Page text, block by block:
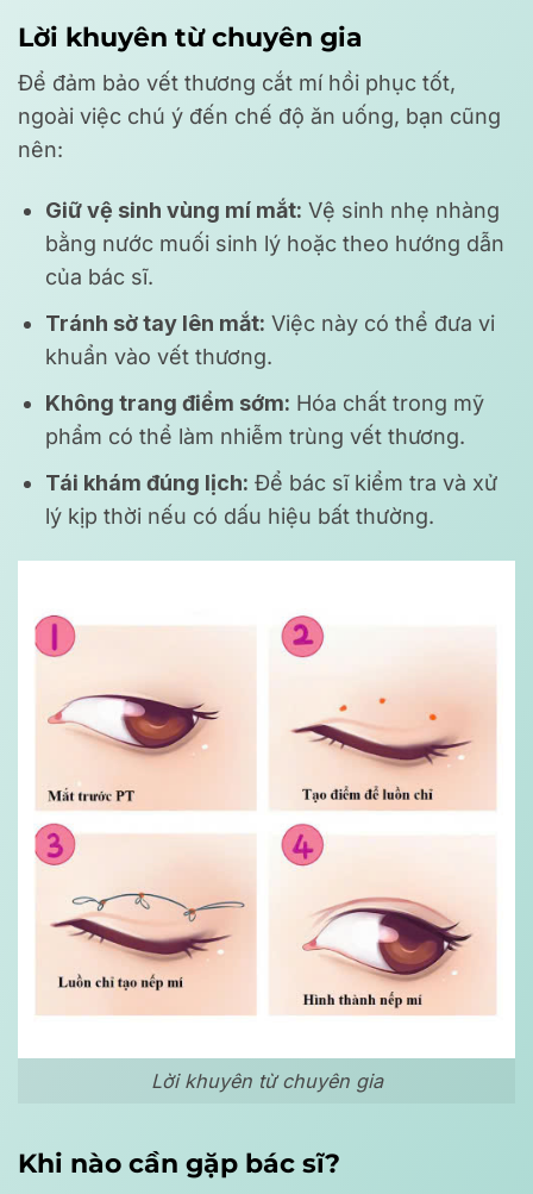
Lời khuyên từ chuyên gia
Để đảm bảo vết thương cắt mí hồi phục tốt,
ngoài việc chú ý đến chế độ ăn uống, bạn cũng
nên:
Giữ vệ sinh vùng mí mắt: Vệ sinh nhẹ nhàng
bằng nước muối sinh lý hoặc theo hướng dẫn
của bác sĩ.
Tránh sờ tay lên mắt: Việc này có thể đưa vi
khuẩn vào vết thương.
Không trang điểm sớm: Hóa chất trong mỹ
phẩm có thể làm nhiễm trùng vết thương.
Tái khám đúng lịch: Để bác sĩ kiểm tra và xử
lý kịp thời nếu có dấu hiệu bất thường.
Lời khuyên từ chuyên gia
Khi nào cần gặp bác sĩ?